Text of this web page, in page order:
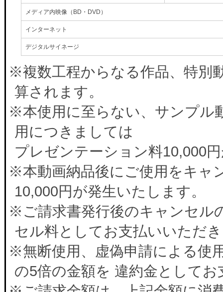
メディア内映像（BD・DVD）
インターネット
デジタルサイネージ
※複数工程からなる作品、特別
算されます。
※本使用に至らない、サンプル
用につきましては
プレゼンテーション料10,000
※本動画納品後にご使用をキャ
10,000円が発生いたします。
※ご請求書発行後のキャンセル
セル料としてお支払いいただ
※無断使用、虚偽申請による使
の5倍の金額を 違約金として